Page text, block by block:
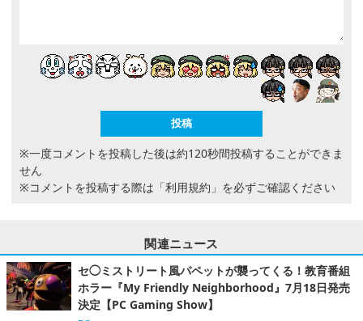
※一度コメントを投稿した後は約120秒間投稿することができま
せん
※コメントを投稿する際は 「利用規約」 を必ずご確認ください
関連ニュース
セ◯ミストリート風パペットが襲ってくる！教育番組
ホラー『My Friendly Neighborhood』7月18日発売
決定【PC Gaming Show】